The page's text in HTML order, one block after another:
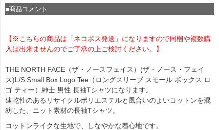
■商品コメント
【※こちらの商品は「ネコポス発送」になりますので同梱や複数購
入は出来ませんのでご了承の上ご検討ください。】
THE NORTH FACE（ザ・ノースフェイス）(ザ・ノース・フェイ
ス)L/S Small Box Logo Tee（ロングスリーブ スモール ボックス ロ
ゴ ティー）紳士 男性 長袖Tシャツになります。
速乾性のあるリサイクルポリエステルと風合いのよいコットンを混
紡した、ニット素材の長袖Tシャツ。
コットンライクな生地で、しなやかな着心地です。